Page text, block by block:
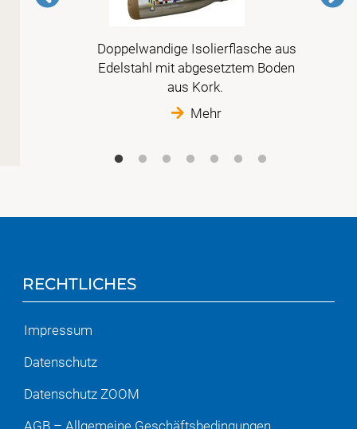
Doppelwandige Isolierflasche aus
Edelstahl mit abgesetztem Boden
aus Kork.
Mehr
RECHTLICHES
Impressum
Datenschutz
Datenschutz ZOOM